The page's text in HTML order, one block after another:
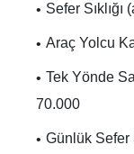
Sefer
Araç Yolcu
Tek Yönde
70.000
Günlük